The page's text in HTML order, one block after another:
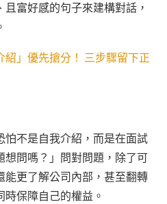
富好感的句子來建構對話，
紹」優先搶分！ 三步驟留下正
怕不是自我介紹，而是在面試
想問嗎？」問對問題，除了可
能更了解公司內部，甚至翻轉
保障自己的權益。